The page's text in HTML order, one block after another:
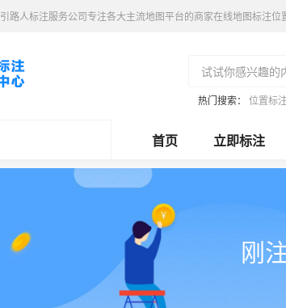
引路人标注服务公司专注各大主流地图平台的商家在线地图标注
热门搜索： 位置标注
首页 立即标注
刚